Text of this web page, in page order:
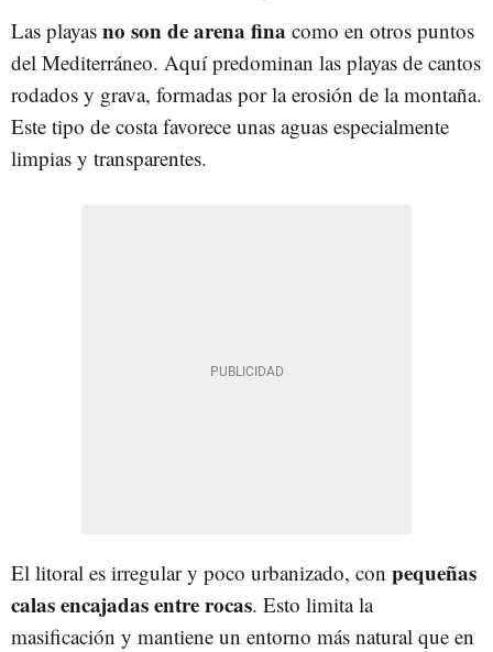
Las playas no son de arena fina como en otros puntos
del Mediterráneo. Aquí predominan las playas de cantos
rodados y grava, formadas por la erosión de la montaña.
Este tipo de costa favorece unas aguas especialmente
limpias y transparentes.
El litoral es irregular y poco urbanizado, con pequeñas
calas encajadas entre rocas. Esto limita la
masificación y mantiene un entorno más natural que en